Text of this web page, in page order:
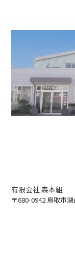
有限会社 森本組
〒680-0942 鳥取市